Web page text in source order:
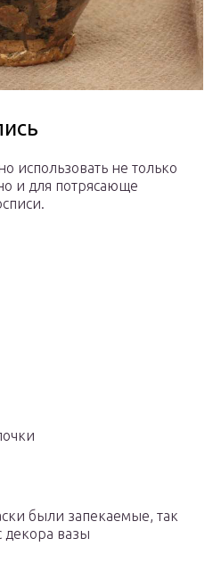
использовать не только
и для потрясающе
были запекаемые, так
декора вазы